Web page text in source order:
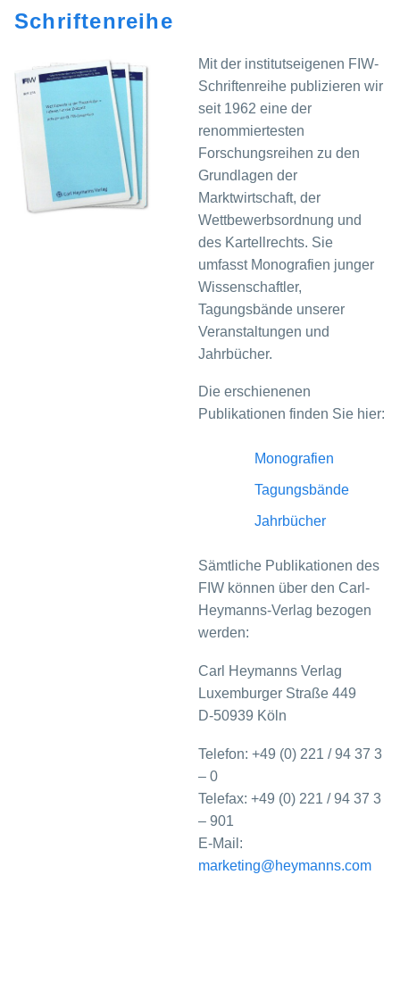
Schriftenreihe
Mit der institutseigenen FIW-
Schriftenreihe publizieren wir
seit 1962 eine der
renommiertesten
Forschungsreihen zu den
Grundlagen der
Marktwirtschaft, der
Wettbewerbsordnung und
des Kartellrechts. Sie
umfasst Monografien junger
Wissenschaftler,
Tagungsbände unserer
Veranstaltungen und
Jahrbücher.
Die erschienenen
Publikationen finden Sie hier:
Monografien
Tagungsbände
Jahrbücher
Sämtliche Publikationen des
FIW können über den Carl-
Heymanns-Verlag bezogen
werden:
Carl Heymanns Verlag
Luxemburger Straße 449
D-50939 Köln
Telefon: +49 (0) 221 / 94 37 3
– 0
Telefax: +49 (0) 221 / 94 37 3
– 901
E-Mail:
marketing@heymanns.com